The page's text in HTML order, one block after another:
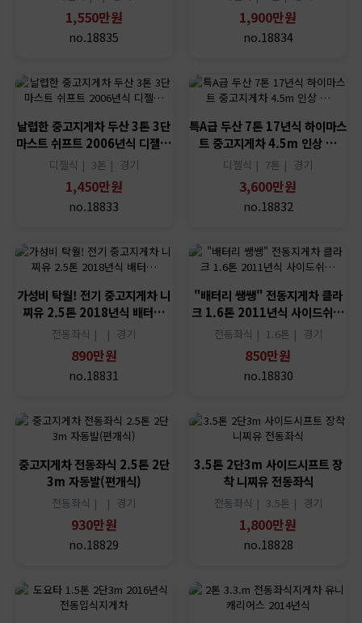
1,550만원
no.18835
1,900만원
no.18834
날렵한 중고지게차 두산 3톤 3단
마스트 쉬프트 2006년식 디젤…
디젤식 | 3톤 | 경기
1,450만원
no.18833
특A급 두산 7톤 17년식 하이마스
트 중고지게차 4.5m 인상 …
디젤식 | 7톤 | 경기
3,600만원
no.18832
가성비 탁월! 전기 중고지게차 니
찌유 2.5톤 2018년식 배터…
전동좌식 | | 경기
890만원
no.18831
"배터리 쌩쌩" 전동지게차 클라
크 1.6톤 2011년식 사이드쉬…
전동좌식 | 1.6톤 | 경기
850만원
no.18830
중고지게차 전동좌식 2.5톤 2단
3m 자동발(편개식)
전동좌식 | | 경기
930만원
no.18829
3.5톤 2단3m 사이드시프트 장
착 니찌유 전동좌식
전동좌식 | 3.5톤 | 경기
1,800만원
no.18828